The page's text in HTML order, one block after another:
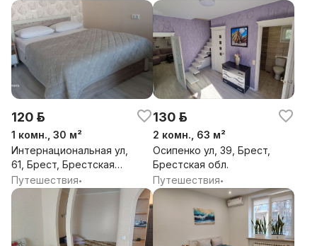
120 р.
1 комн., 30 м²
Интернациональная ул,
61, Брест, Брестская
обл.
Путешествия•
130 р.
2 комн., 63 м²
Осипенко ул, 39, Брест,
Брестская обл.
Путешествия•